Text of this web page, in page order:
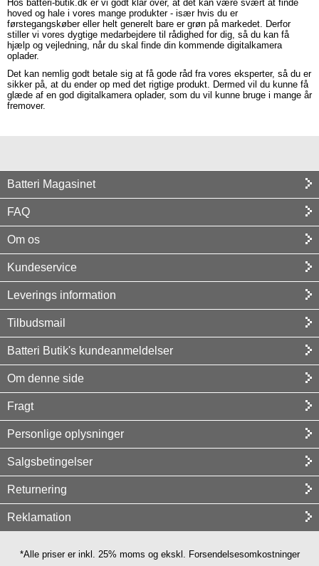
Hos batteri-butik.dk er vi godt klar over, at det kan være svært at finde
hoved og hale i vores mange produkter - især hvis du er
førstegangskøber eller helt generelt bare er grøn på markedet. Derfor
stiller vi vores dygtige medarbejdere til rådighed for dig, så du kan få
hjælp og vejledning, når du skal finde din kommende digitalkamera
oplader.
Det kan nemlig godt betale sig at få gode råd fra vores eksperter, så du er
sikker på, at du ender op med det rigtige produkt. Dermed vil du kunne få
glæde af en god digitalkamera oplader, som du vil kunne bruge i mange år
fremover.
Batteri Magasinet
FAQ
Om os
Kundeservice
Leverings information
Tilbudsmail
Batteri Butik's kundeanmeldelser
Om denne side
Fragt
Personlige oplysninger
Salgsbetingelser
Returnering
Reklamation
*Alle priser er inkl. 25% moms og ekskl. Forsendelsesomkostninger